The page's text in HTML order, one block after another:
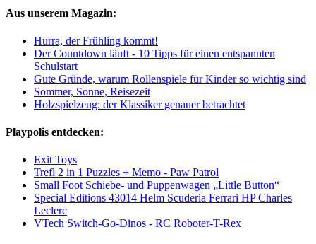
Aus unserem Magazin:
Hurra, der Frühling kommt!
Der Countdown läuft - 10 Tipps für einen entspannten
Schulstart
Gute Gründe, warum Rollenspiele für Kinder so wichtig sind
Sommer, Sonne, Reisezeit
Holzspielzeug: der Klassiker genauer betrachtet
Playpolis entdecken:
Exit Toys
Trefl 2 in 1 Puzzles + Memo - Paw Patrol
Small Foot Schiebe- und Puppenwagen „Little Button“
Special Editions 43014 Helm Scuderia Ferrari HP Charles
Leclerc
VTech Switch-Go-Dinos - RC Roboter-T-Rex